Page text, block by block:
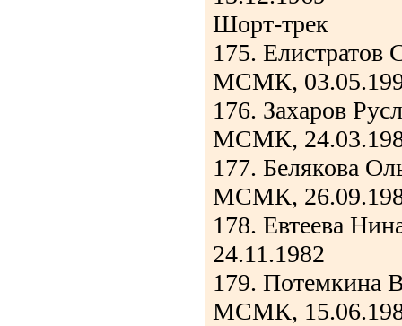
Шорт-трек
175. Елистратов
МСМК,
176. Захаров
МСМК,
177. Белякова
МСМК,
178. Евтеева
24.11.1982
179. Потемкина
МСМК,